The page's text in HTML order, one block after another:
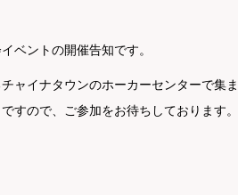
ベントの開催告知です。
ャイナタウンのホーカーセンターで集
すので、ご参加をお待ちしております。